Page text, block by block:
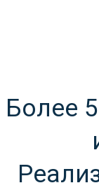
Более